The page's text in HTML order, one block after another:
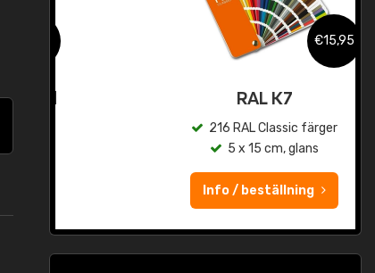
€15,95
216 RAL Classic färger
5 x 15 cm, glans
Info / beställning